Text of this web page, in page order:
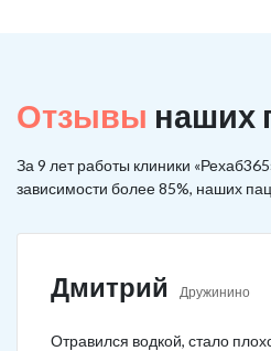
Отзывы наших
За 9 лет работы клиники
зависимости более 85%, наших
Дмитрий Дружинино
Отравился водкой, стало